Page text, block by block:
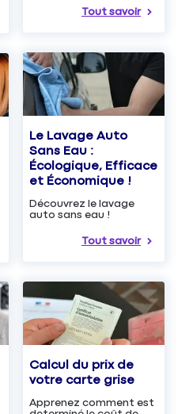
Tout savoir
Le Lavage Auto
Sans Eau :
Écologique, Efficace
et Économique !
Découvrez le lavage
auto sans eau !
Tout savoir
Calcul du prix de
votre carte grise
Apprenez comment est